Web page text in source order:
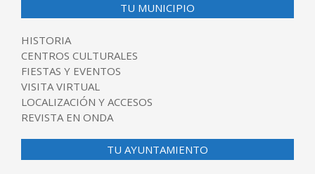
TU MUNICIPIO
HISTORIA
CENTROS CULTURALES
FIESTAS Y EVENTOS
VISITA VIRTUAL
LOCALIZACIÓN Y ACCESOS
REVISTA EN ONDA
TU AYUNTAMIENTO